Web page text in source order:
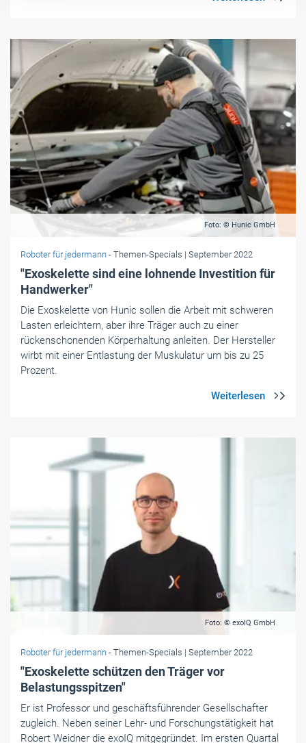
Foto: © Hunic GmbH
Roboter für jedermann - Themen-Specials | September 2022
"Exoskelette sind eine lohnende Investition für
Handwerker"
Die Exoskelette von Hunic sollen die Arbeit mit schweren
Lasten erleichtern, aber ihre Träger auch zu einer
rückenschonenden Körperhaltung anleiten. Der Hersteller
wirbt mit einer Entlastung der Muskulatur um bis zu 25
Prozent.
Foto: © exoIQ GmbH
Roboter für jedermann - Themen-Specials | September 2022
"Exoskelette schützen den Träger vor
Belastungsspitzen"
Er ist Professor und geschäftsführender Gesellschafter
zugleich. Neben seiner Lehr- und Forschungstätigkeit hat
Robert Weidner die exoIQ mitgegründet. Im ersten Quartal